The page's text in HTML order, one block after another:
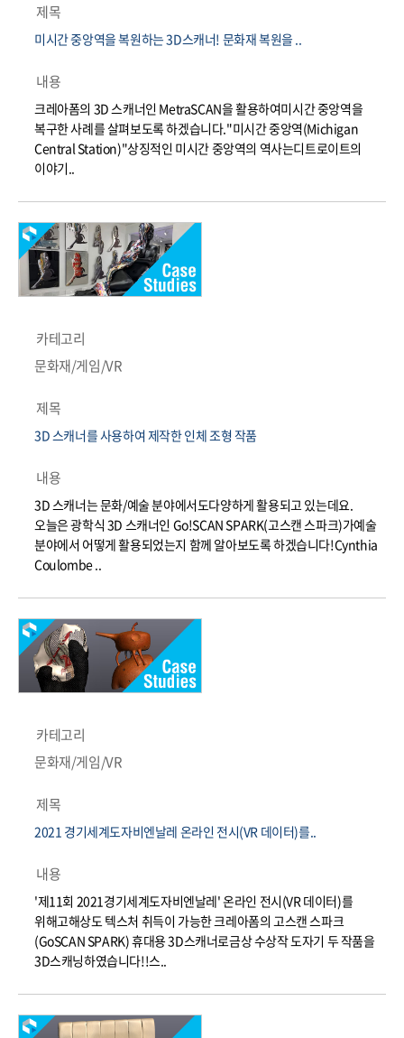
제목
미시간 중앙역을 복원하는 3D스캐너! 문화재 복원을 ..
내용
크레아폼의 3D 스캐너인 MetraSCAN을 활용하여미시간 중앙역을
복구한 사례를 살펴보도록 하겠습니다."미시간 중앙역(Michigan
Central Station)"상징적인 미시간 중앙역의 ​​역사는디트로이트의
이야기..
카테고리
문화재/게임/VR
제목
3D 스캐너를 사용하여 제작한 인체 조형 작품
내용
3D 스캐너는 문화/예술 분야에서도다양하게 활용되고 있는데요.​
오늘은 광학식 3D 스캐너인 Go!SCAN SPARK(고스캔 스파크)가예술
분야에서 어떻게 활용되었는지 함께 알아보도록 하겠습니다!Cynthia
Coulombe ..
카테고리
문화재/게임/VR
제목
2021 경기세계도자비엔날레 온라인 전시(VR 데이터)를..
내용
'제11회 2021경기세계도자비엔날레' 온라인 전시(VR 데이터)를
위해고해상도 텍스처 취득이 가능한 크레아폼의 고스캔 스파크
(GoSCAN SPARK) 휴대용 3D스캐너로금상 수상작 도자기 두 작품을
3D스캐닝하였습니다!!스..